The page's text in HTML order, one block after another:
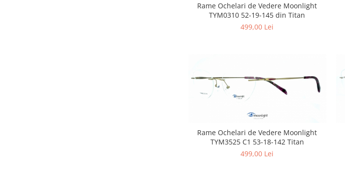
Rame Ochelari de Vedere Moonlight
TYM0310 52-19-145 din Titan
499,00 Lei
Rame Ochelari de Vedere Moonlight
TYM3525 C1 53-18-142 Titan
499,00 Lei